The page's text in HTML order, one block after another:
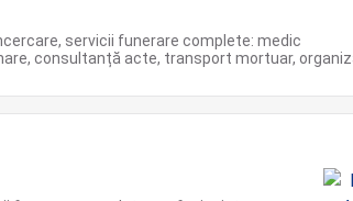
servicii funerare complete: medic
consultanță acte, transport mortuar,